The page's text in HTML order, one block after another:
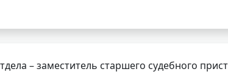
– заместитель старшего судебного